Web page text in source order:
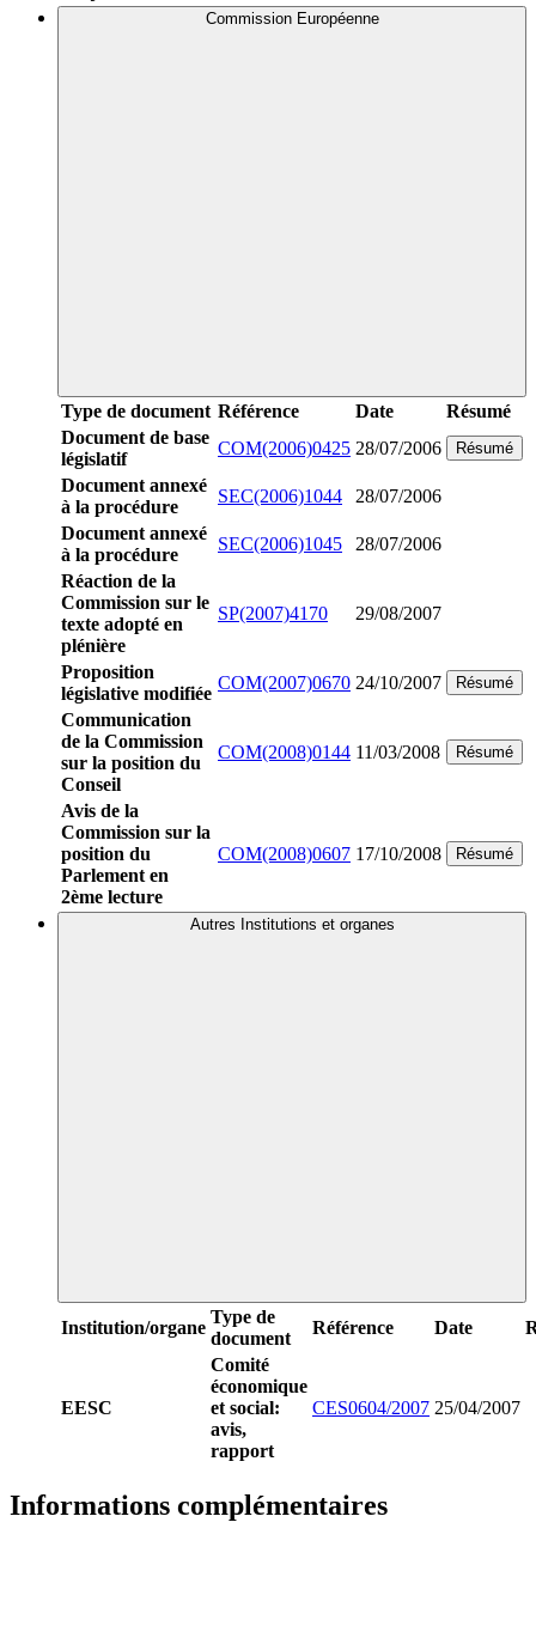
Commission Européenne
Type de document Référence Date
Résumé
Document de base
législatif
COM(2006)0425 28/07/2006 Résumé
Document annexé
à la procédure
SEC(2006)1044
28/07/2006
Document annexé
à la procédure
SEC(2006)1045
28/07/2006
Réaction de la
Commission sur le
texte adopté en
plénière
SP(2007)4170 29/08/2007
Proposition
législative modifiée
COM(2007)0670 24/10/2007 Résumé
Communication
de la Commission
sur la position du
Conseil
COM(2008)0144 11/03/2008 Résumé
Avis de la
Commission sur la
position du
Parlement en
2ème lecture
COM(2008)0607 17/10/2008 Résumé
Autres Institutions et organes
Institution/organe
Type de
document
Référence Date
EESC
Comité
économique
et social:
avis,
rapport
CES0604/2007 25/04/2007
Informations complémentaires